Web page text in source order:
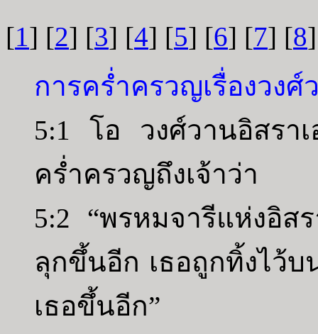
[1] [2] [3] [4] [5] [6] [7] [8
การคร่ำครวญเรื่องวงศ์
5:1 โอ วงศ์วานอิสรา
คร่ำครวญถึงเจ้าว่า
5:2 “พรหมจารีแห่งอิส
ลุกขึ้นอีก เธอถูกทิ้งไว้
เธอขึ้นอีก”